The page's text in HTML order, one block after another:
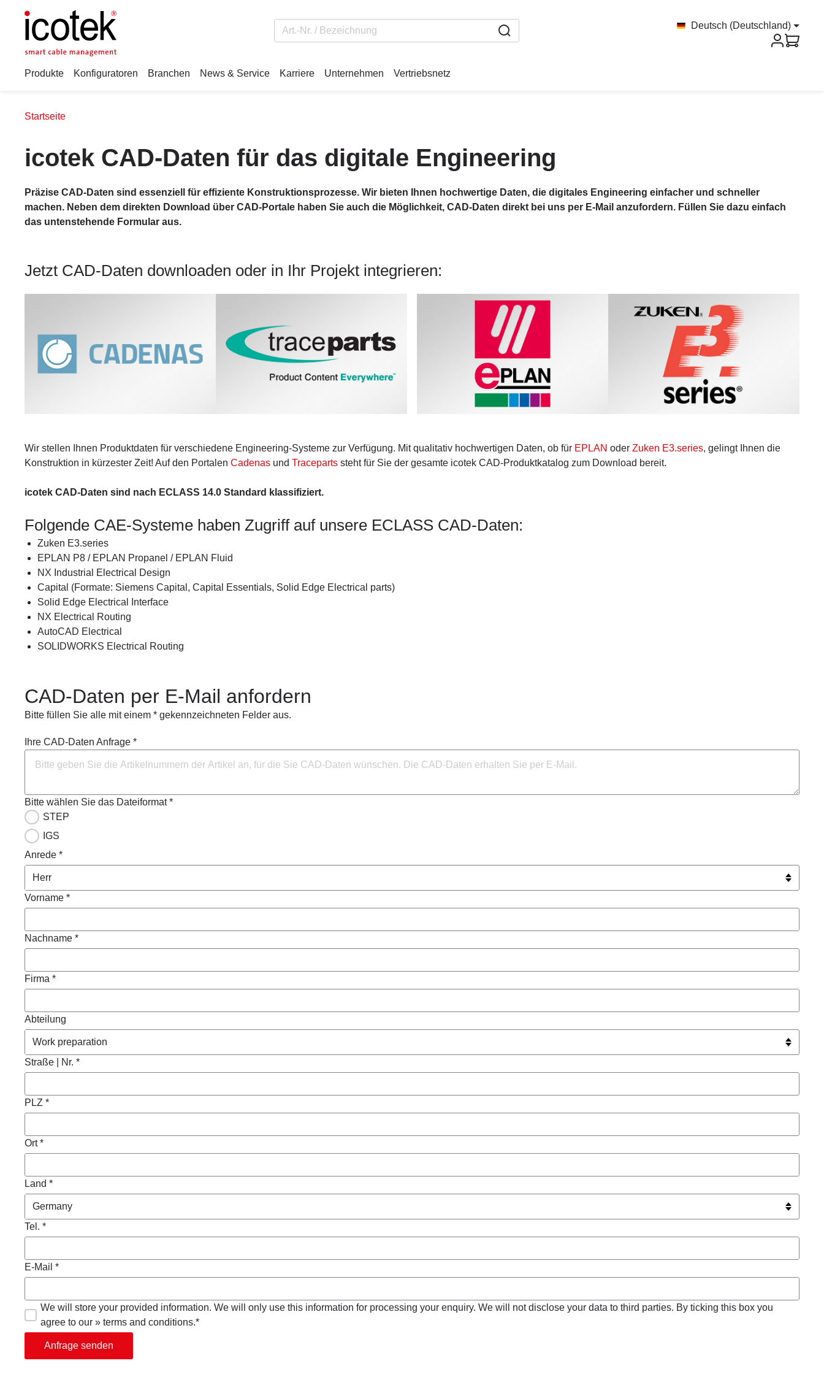
Deutsch (Deutschland)
Produkte Konfiguratoren Branchen News & Service Karriere Unternehmen Vertriebsnetz
Startseite
icotek CAD-Daten für das digitale Engineering
Präzise CAD-Daten sind essenziell für effiziente Konstruktionsprozesse. Wir bieten Ihnen hochwertige Daten, die digitales Engineering einfacher und schneller
machen. Neben dem direkten Download über CAD-Portale haben Sie auch die Möglichkeit, CAD-Daten direkt bei uns per E-Mail anzufordern. Füllen Sie dazu einfach
das untenstehende Formular aus.
Jetzt CAD-Daten downloaden oder in Ihr Projekt integrieren:
Wir stellen Ihnen Produktdaten für verschiedene Engineering-Systeme zur Verfügung. Mit qualitativ hochwertigen Daten, ob für EPLAN oder Zuken E3.series, gelingt Ihnen die
Konstruktion in kürzester Zeit! Auf den Portalen Cadenas und Traceparts steht für Sie der gesamte icotek CAD-Produktkatalog zum Download bereit.
icotek CAD-Daten sind nach ECLASS 14.0 Standard klassifiziert.
Folgende CAE-Systeme haben Zugriff auf unsere ECLASS CAD-Daten:
Zuken E3.series
EPLAN P8 / EPLAN Propanel / EPLAN Fluid
NX Industrial Electrical Design
Capital (Formate: Siemens Capital, Capital Essentials, Solid Edge Electrical parts)
Solid Edge Electrical Interface
NX Electrical Routing
AutoCAD Electrical
SOLIDWORKS Electrical Routing
CAD-Daten per E-Mail anfordern
Bitte füllen Sie alle mit einem * gekennzeichneten Felder aus.
Ihre CAD-Daten Anfrage *
Bitte wählen Sie das Dateiformat *
STEP
IGS
Anrede *
Vorname *
Nachname *
Firma *
Abteilung
Straße | Nr. *
PLZ *
Ort *
Land *
Tel. *
E-Mail *
We will store your provided information. We will only use this information for processing your enquiry. We will not disclose your data to third parties. By ticking this box you
agree to our » terms and conditions.*
Anfrage senden